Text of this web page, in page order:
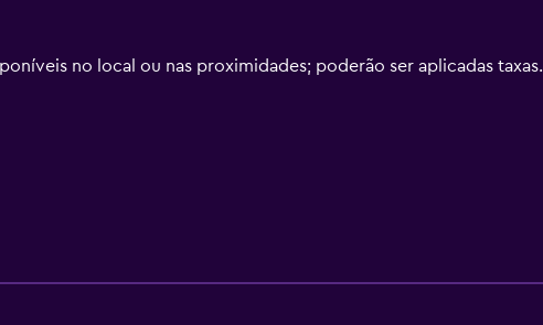
no local ou nas proximidades; poderão ser aplicadas taxas.